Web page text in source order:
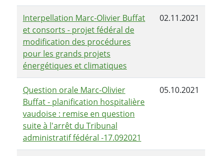
Interpellation Marc-Olivier Buffat
et consorts - projet fédéral de
modification des procédures
pour les grands projets
énergétiques et climatiques
02.11.2021
Question orale Marc-Olivier
Buffat - planification hospitalière
vaudoise : remise en question
suite à l'arrêt du Tribunal
administratif fédéral -17.092021
05.10.2021